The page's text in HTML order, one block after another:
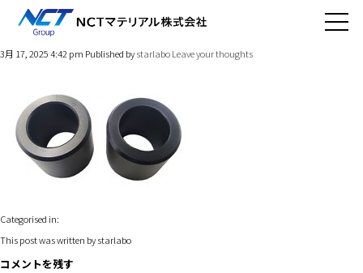
product13-3
3月 17, 2025 4:42 pm Published bystarlaboLeave your thoughts
Categorised in:
This post was written by starlabo
コメントを残す